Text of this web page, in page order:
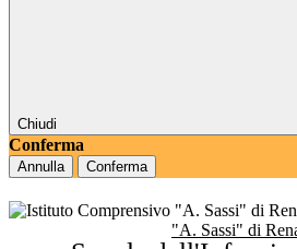
Chiudi
Conferma
Annulla Conferma
"A. Sassi" di